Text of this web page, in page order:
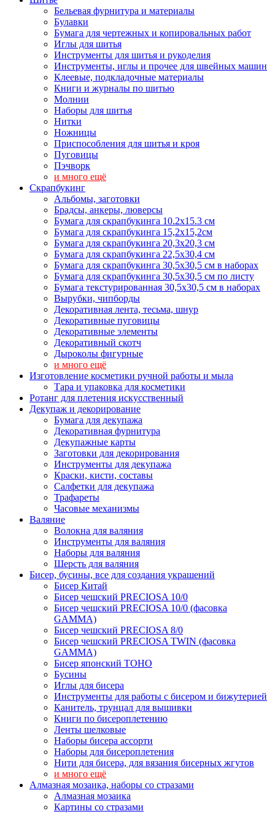
Бельевая фурнитура и материалы
Булавки
Бумага для чертежных и копировальных работ
Иглы для шитья
Инструменты для шитья и рукоделия
Инструменты, иглы и прочее для швейных машин
Клеевые, подкладочные материалы
Книги и журналы по шитью
Молнии
Наборы для шитья
Нитки
Ножницы
Приспособления для шитья и кроя
Пуговицы
Пэчворк
и много ещё
Скрапбукинг
Альбомы, заготовки
Брадсы, анкеры, люверсы
Бумага для скрапбукинга 10.2х15.3 см
Бумага для скрапбукинга 15,2х15,2см
Бумага для скрапбукинга 20,3х20,3 см
Бумага для скрапбукинга 22,5х30,4 см
Бумага для скрапбукинга 30,5х30,5 см в наборах
Бумага для скрапбукинга 30,5х30,5 см по листу
Бумага текстурированная 30,5х30,5 см в наборах
Вырубки, чипборды
Декоративная лента, тесьма, шнур
Декоративные пуговицы
Декоративные элементы
Декоративный скотч
Дыроколы фигурные
и много ещё
Изготовление косметики ручной работы и мыла
Тара и упаковка для косметики
Ротанг для плетения искусственный
Декупаж и декорирование
Бумага для декупажа
Декоративная фурнитура
Декупажные карты
Заготовки для декорирования
Инструменты для декупажа
Краски, кисти, составы
Салфетки для декупажа
Трафареты
Часовые механизмы
Валяние
Волокна для валяния
Инструменты для валяния
Наборы для валяния
Шерсть для валяния
Бисер, бусины, все для создания украшений
Бисер Китай
Бисер чешский PRECIOSA 10/0
Бисер чешский PRECIOSA 10/0 (фасовка
GAMMA)
Бисер чешский PRECIOSA 8/0
Бисер чешский PRECIOSA TWIN (фасовка
GAMMA)
Бисер японский TOHO
Бусины
Иглы для бисера
Инструменты для работы с бисером и бижутерией
Канитель, трунцал для вышивки
Книги по бисероплетению
Ленты шелковые
Наборы бисера ассорти
Наборы для бисероплетения
Нити для бисера, для вязания бисерных жгутов
и много ещё
Алмазная мозаика, наборы со стразами
Алмазная мозаика
Картины co стразами